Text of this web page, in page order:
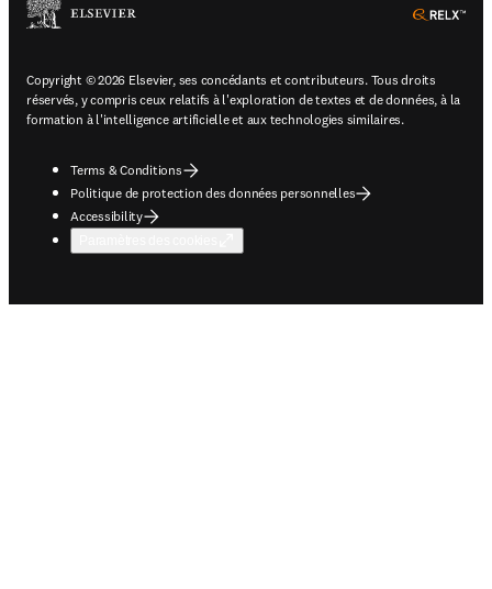
Copyright © 2026 Elsevier, ses concédants et contributeurs. Tous droits
réservés, y compris ceux relatifs à l'exploration de textes et de données, à la
formation à l'intelligence artificielle et aux technologies similaires.
Terms & Conditions
Politique de protection des données personnelles
Accessibility